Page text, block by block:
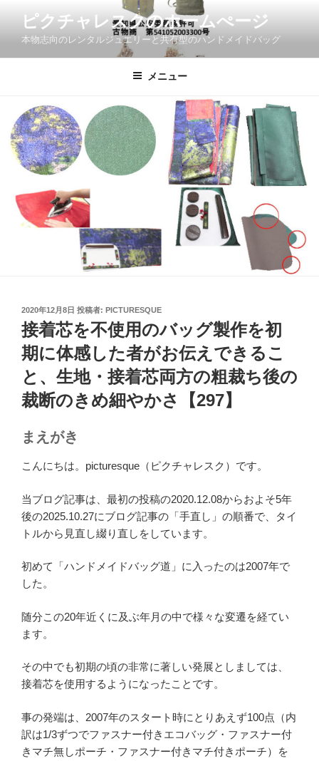
ン
ピクチャレスクのホームぺージ
本物志向のレンタルジュエリーと共有型のハンドメイドバッグ
メニュー
投
稿
日:
2020年12月8日 投稿者: PICTURESQUE
接着芯を不使用のバッグ製作を初
期に体感した者がお伝えできるこ
と、生地・接着芯両方の粗裁ち後の
裁断のきめ細やかさ【297】
まえがき
こんにちは。picturesque（ピクチャレスク）です。
当ブログ記事は、最初の投稿の2020.12.08からおよそ5年
後の2025.10.27にブログ記事の「手直し」の順番で、タイ
トルから見直し綴り直しをしています。
初めて「ハンドメイドバッグ道」に入ったのは2007年で
した。
随分この20年近くに及ぶ年月の中で様々な変遷を経てい
ます。
その中でも初期の頃の非常に著しい発展としましては、
接着芯を使用するようになったことです。
事の発端は、2007年のスタート時にとりあえず100点（内
訳は1/3ずつでファスナー付きエコバッグ・ファスナー付
きマチ無しポーチ・ファスナー付きマチ付きポーチ）を